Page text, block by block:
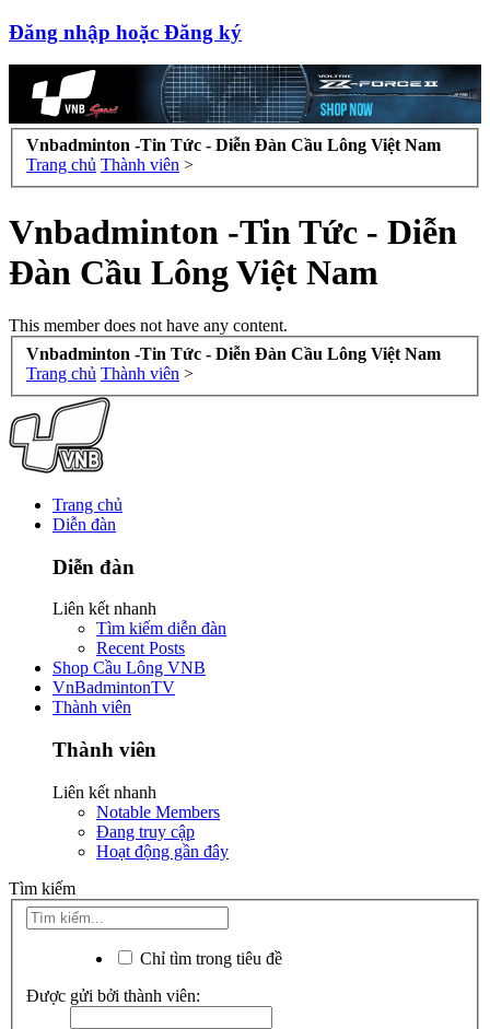
Đăng nhập hoặc Đăng ký
Vnbadminton -Tin Tức - Diễn Đàn Cầu Lông Việt Nam
Trang chủ Thành viên >
Vnbadminton -Tin Tức - Diễn
Đàn Cầu Lông Việt Nam
This member does not have any content.
Vnbadminton -Tin Tức - Diễn Đàn Cầu Lông Việt Nam
Trang chủ Thành viên >
Trang chủ
Diễn đàn
Diễn đàn
Liên kết nhanh
Tìm kiếm diễn đàn
Recent Posts
Shop Cầu Lông VNB
VnBadmintonTV
Thành viên
Thành viên
Liên kết nhanh
Notable Members
Đang truy cập
Hoạt động gần đây
Tìm kiếm
Chỉ tìm trong tiêu đề
Được gửi bởi thành viên: